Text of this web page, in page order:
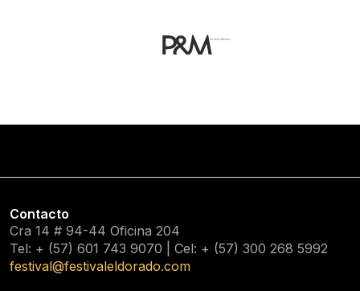
Contacto
Cra 14 # 94-44 Oficina 204
Tel: + (57) 601 743 9070 | Cel: + (57) 300 268 5992
festival@festivaleldorado.com